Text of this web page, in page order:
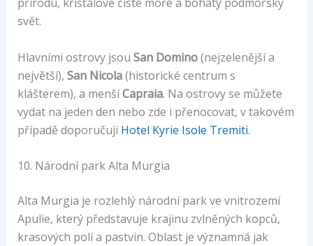
svět.
Hlavními ostrovy jsou San Domino(nejzelenější a
největší), San Nicola(historické centrum s
klášterem), a menšíCapraia. Na ostrovy se můžete
vydat na jeden den nebo zde i přenocovat, v takovém
případě doporučuji Hotel Kyrie Isole Tremiti.
10. Národní park Alta Murgia
Alta Murgia je rozlehlý národní park ve vnitrozemí
Apulie, který představuje krajinu zvlněných kopců,
krasových polí a pastvin. Oblast je významná jak